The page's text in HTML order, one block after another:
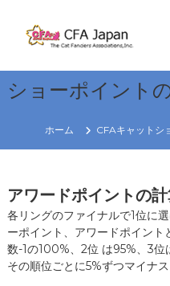
ツ
へ
J
a
e
g
i
o
n
S
ショーポイント
ホーム CFAキャットシ
アワードポイントの
各リングのファイナルで1位に
ーポイント、アワードポイン
数-1の100%、2位 は95%、3位
その順位ごとに5%ずつマイナス